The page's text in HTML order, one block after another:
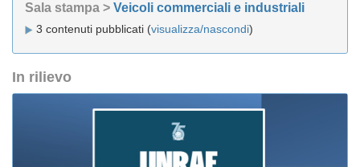
Sala stampa > Veicoli commerciali e industriali
3 contenuti pubblicati (visualizza/nascondi)
In rilievo